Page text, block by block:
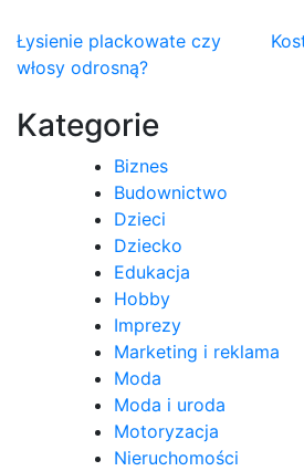
Nawigacja
wpisu
Łysienie plackowate czy
włosy odrosną?
Kategorie
Biznes
Budownictwo
Dzieci
Dziecko
Edukacja
Hobby
Imprezy
Marketing i reklama
Moda
Moda i uroda
Motoryzacja
Nieruchomości